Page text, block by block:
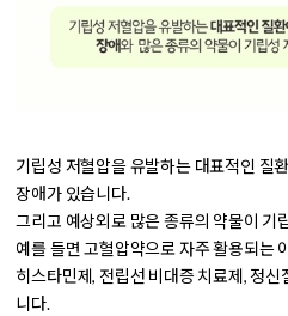
기립성 저혈압을 유발하는 대표적인 질
장애가 있습니다.
그리고 예상외로 많은 종류의 약물이 기
예를 들면고혈압약으로 자주 활용되는
히스타민제, 전립선 비대증 치료제, 정
니다.